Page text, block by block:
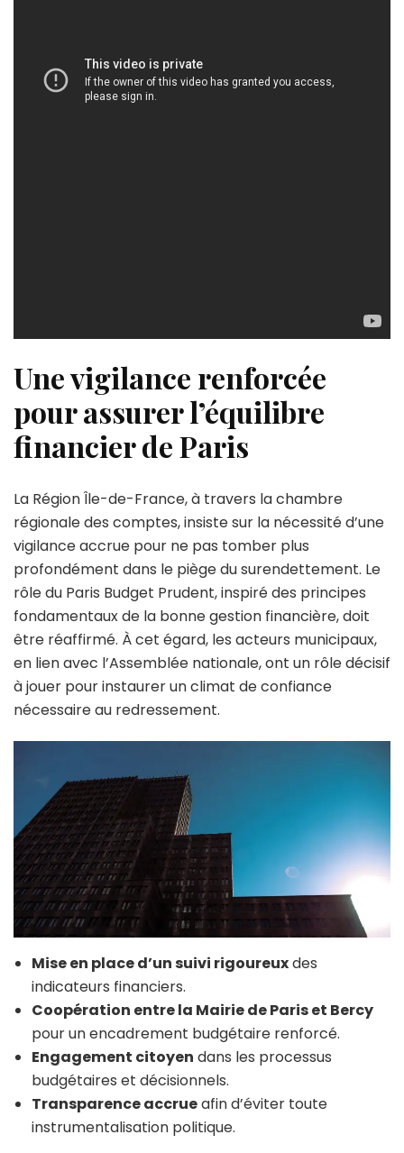
Une vigilance renforcée
pour assurer l’équilibre
financier de Paris
La Région Île-de-France, à travers la chambre
régionale des comptes, insiste sur la nécessité d’une
vigilance accrue pour ne pas tomber plus
profondément dans le piège du surendettement. Le
rôle du Paris Budget Prudent, inspiré des principes
fondamentaux de la bonne gestion financière, doit
être réaffirmé. À cet égard, les acteurs municipaux,
en lien avec l’Assemblée nationale, ont un rôle décisif
à jouer pour instaurer un climat de confiance
nécessaire au redressement.
Mise en place d’un suivi rigoureuxdes
indicateurs financiers.
Coopération entre la Mairie de Paris et Bercy
pour un encadrement budgétaire renforcé.
Engagement citoyen dans les processus
budgétaires et décisionnels.
Transparence accrueafin d’éviter toute
instrumentalisation politique.